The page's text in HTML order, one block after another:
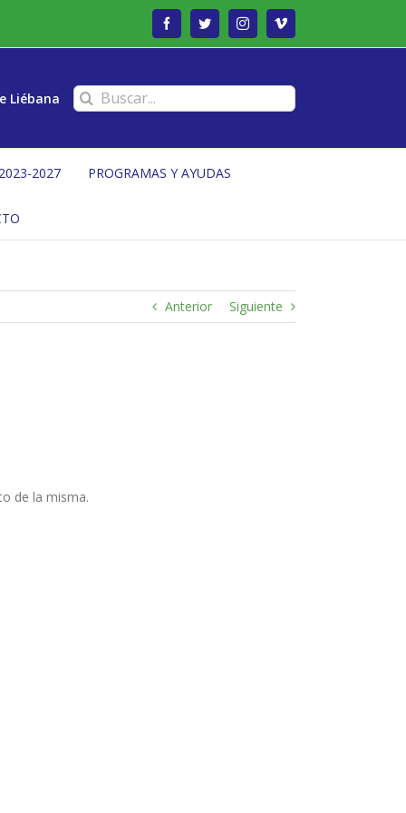
FacebookTwitterInstagramVimeo
Liébana Buscar:
2027 PROGRAMAS Y AYUDAS
Anterior Siguiente
de la misma.